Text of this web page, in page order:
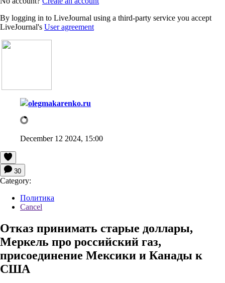
By logging in to LiveJournal using a third-party service you accept
LiveJournal's User agreement
olegmakarenko.ru
December 12 2024, 15:00
30
Category:
Политика
Cancel
Отказ принимать старые доллары,
Меркель про российский газ,
присоединение Мексики и Канады к
США